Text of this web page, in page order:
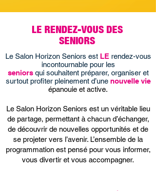
LE RENDEZ-VOUS DES
SENIORS
Le Salon Horizon Seniors est LE rendez-vous
incontournable pour les
seniors qui souhaitent préparer, organiser et
surtout profiter pleinement d’une nouvelle vie
épanouie et active.
Le Salon Horizon Seniors est un véritable lieu
de partage, permettant à chacun d’échanger,
de découvrir de nouvelles opportunités et de
se projeter vers l’avenir. L’ensemble de la
programmation est pensé pour vous informer,
vous divertir et vous accompagner.